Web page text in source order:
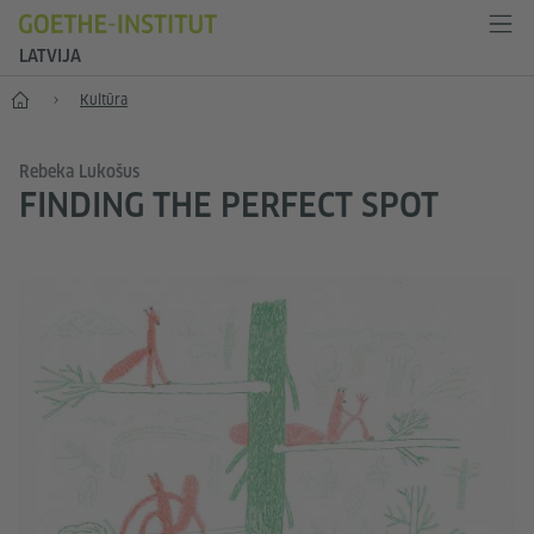
LATVIJA
Sākums Kultūra
Rebeka Lukošus
FINDING THE PERFECT SPOT